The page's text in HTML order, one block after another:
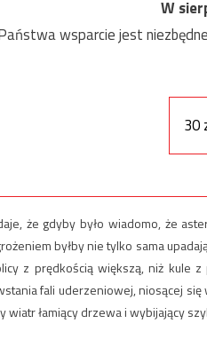
W
wsparcie jest
30
że gdyby było wiadomo, że
byłby nie tylko sama
z prędkością większą, niż kule
fali uderzeniowej, niosącej
wiatr łamiący drzewa i wybijający